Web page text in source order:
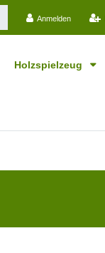
Anmelden
Holzspielzeug